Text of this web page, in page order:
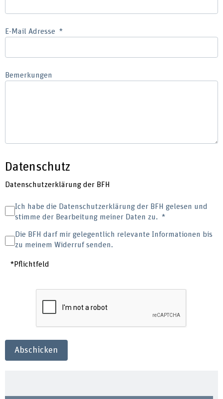
E-Mail Adresse
Bemerkungen
Datenschutz
Datenschutzerklärung der BFH
Ich habe die Datenschutzerklärung der BFH gelesen und
stimme der Bearbeitung meiner Daten zu.
Die BFH darf mir gelegentlich relevante Informationen bis
zu meinem Widerruf senden.
*Pflichtfeld
Abschicken